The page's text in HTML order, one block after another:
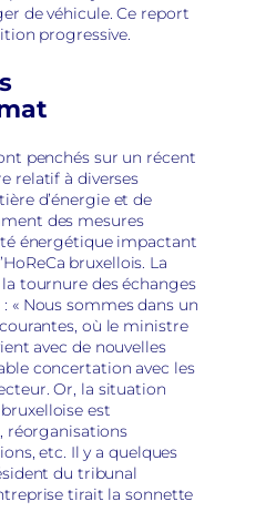
de véhicule. Ce report
progressive.
penchés sur un récent
relatif à diverses
d’énergie et de
des mesures
énergétique impactant
bruxellois. La
tournure des échanges
« Nous sommes dans un
où le ministre
avec de nouvelles
concertation avec les
Or, la situation
est
réorganisations
etc. Il y a quelques
du tribunal
tirait la sonnette